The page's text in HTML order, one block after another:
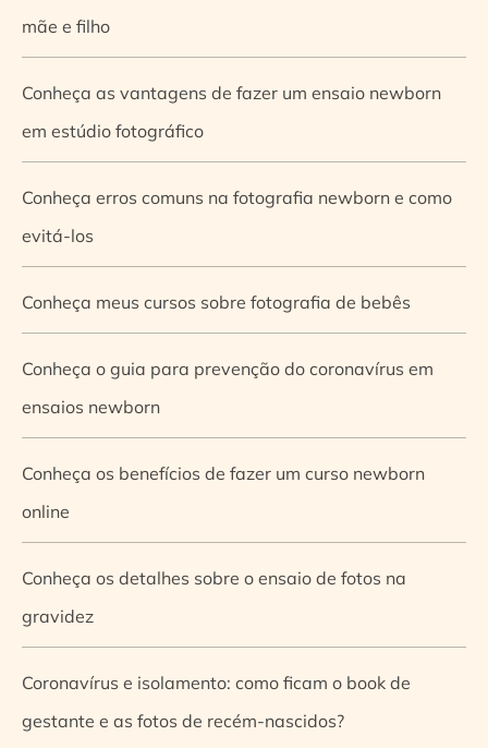
mãe e filho
Conheça as vantagens de fazer um ensaio newborn
em estúdio fotográfico
Conheça erros comuns na fotografia newborn e como
evitá-los
Conheça meus cursos sobre fotografia de bebês
Conheça o guia para prevenção do coronavírus em
ensaios newborn
Conheça os benefícios de fazer um curso newborn
online
Conheça os detalhes sobre o ensaio de fotos na
gravidez
Coronavírus e isolamento: como ficam o book de
gestante e as fotos de recém-nascidos?